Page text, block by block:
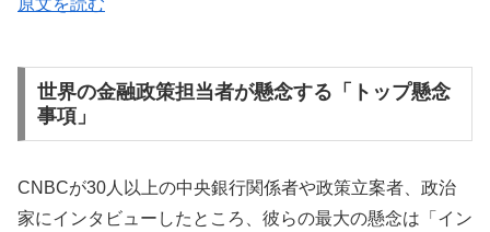
原文を読む
世界の金融政策担当者が懸念する「トップ懸念
事項」
CNBCが30人以上の中央銀行関係者や政策立案者、政治
家にインタビューしたところ、彼らの最大の懸念は「イン